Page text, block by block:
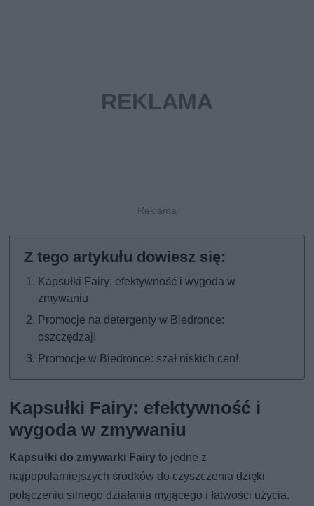
Kapsułki Fairy: efektywność i wygoda w
zmywaniu
Promocje na detergenty w Biedronce:
oszczędzaj!
Promocje w Biedronce: szał niskich cen!
Kapsułki Fairy: efektywność i
wygoda w zmywaniu
Kapsułki do zmywarki Fairy to jedne z
najpopularniejszych środków do czyszczenia dzięki
połączeniu silnego działania myjącego i łatwości użycia.